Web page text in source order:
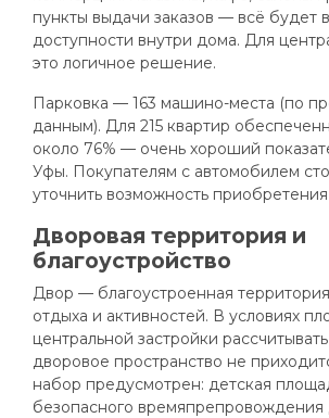
пункты выдачи заказов — всё будет
доступности внутри дома. Для
это логичное решение.
Парковка — 163 машино-места (по
данным). Для 215 квартир
около 76% — очень хороший
Уфы. Покупателям с автомобилем
уточнить возможность
Дворовая территория и
благоустройство
Двор — благоустроенная
отдыха и активностей. В условиях
центральной застройки
дворовое пространство не
набор предусмотрен: детская
безопасного времяпрепровождения